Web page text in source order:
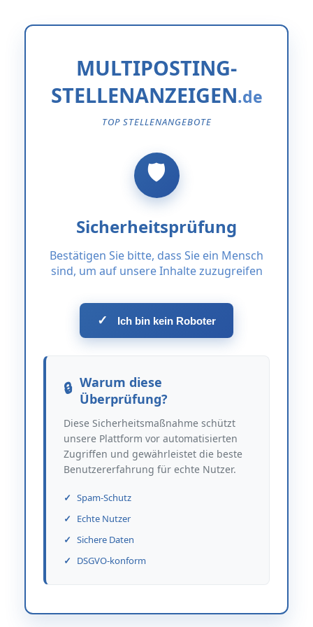
MULTIPOSTING-
STELLENANZEIGEN
TOP STELLENANGEBOTE
Sicherheitsprüfung
Bestätigen Sie bitte, dass Sie ein Mensch
sind, um auf unsere Inhalte zuzugreifen
✓ Ich bin kein Roboter
Warum diese
Überprüfung?
Diese Sicherheitsmaßnahme schützt
unsere Plattform vor automatisierten
Zugriffen und gewährleistet die beste
Benutzererfahrung für echte Nutzer.
Spam-Schutz
Echte Nutzer
Sichere Daten
DSGVO-konform